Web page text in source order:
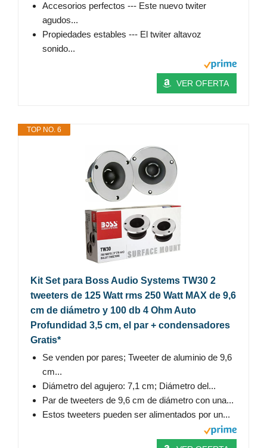
Accesorios perfectos --- Este nuevo twiter
agudos...
Propiedades estables --- El twiter altavoz
sonido...
VER OFERTA
TOP NO. 6
Kit Set para Boss Audio Systems TW30 2
tweeters de 125 Watt rms 250 Watt MAX de 9,6
cm de diámetro y 100 db 4 Ohm Auto
Profundidad 3,5 cm, el par + condensadores
Gratis*
Se venden por pares; Tweeter de aluminio de 9,6
cm...
Diámetro del agujero: 7,1 cm; Diámetro del...
Par de tweeters de 9,6 cm de diámetro con una...
Estos tweeters pueden ser alimentados por un...